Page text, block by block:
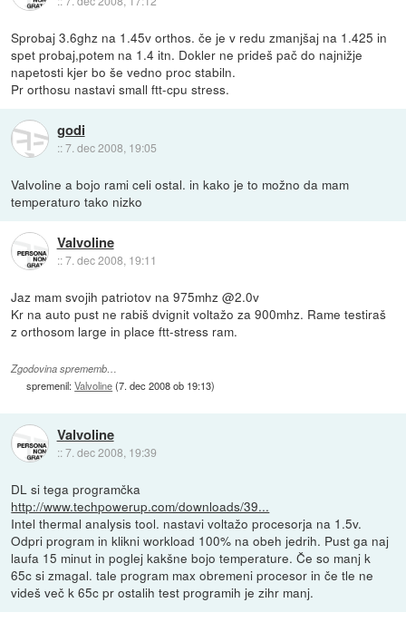
Sprobaj 3.6ghz na 1.45v orthos. če je v redu zmanjšaj na 1.425 in
spet probaj,potem na 1.4 itn. Dokler ne prideš pač do najnižje
napetosti kjer bo še vedno proc stabiln.
Pr orthosu nastavi small ftt-cpu stress.
godi
::7. dec 2008, 19:05
Valvoline a bojo rami celi ostal. in kako je to možno da mam
temperaturo tako nizko
Valvoline
::7. dec 2008, 19:11
Jaz mam svojih patriotov na 975mhz @2.0v
Kr na auto pust ne rabiš dvignit voltažo za 900mhz. Rame testiraš
z orthosom large in place ftt-stress ram.
Zgodovina sprememb…
spremenil:Valvoline(7. dec 2008 ob 19:13)
Valvoline
::7. dec 2008, 19:39
DL si tega programčka
http://www.techpowerup.com/downloads/39...
Intel thermal analysis tool. nastavi voltažo procesorja na 1.5v.
Odpri program in klikni workload 100% na obeh jedrih. Pust ga naj
laufa 15 minut in poglej kakšne bojo temperature. Če so manj k
65c si zmagal. tale program max obremeni procesor in če tle ne
videš več k 65c pr ostalih test programih je zihr manj.